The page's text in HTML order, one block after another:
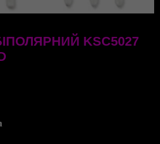
KSC5027